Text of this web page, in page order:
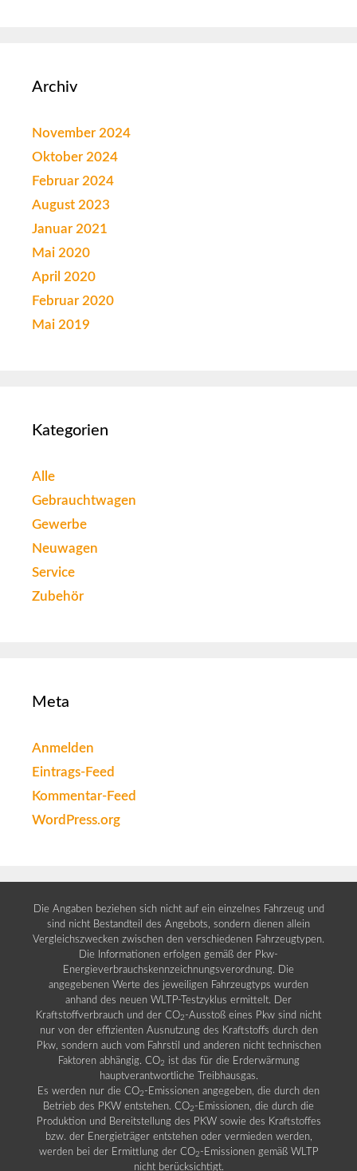
Archiv
November 2024
Oktober 2024
Februar 2024
August 2023
Januar 2021
Mai 2020
April 2020
Februar 2020
Mai 2019
Kategorien
Alle
Gebrauchtwagen
Gewerbe
Neuwagen
Service
Zubehör
Meta
Anmelden
Eintrags-Feed
Kommentar-Feed
WordPress.org
Die Angaben beziehen sich nicht auf ein einzelnes Fahrzeug und
sind nicht Bestandteil des Angebots, sondern dienen allein
Vergleichszwecken zwischen den verschiedenen Fahrzeugtypen.
Die Informationen erfolgen gemäß der Pkw-
Energieverbrauchskennzeichnungsverordnung. Die
angegebenen Werte des jeweiligen Fahrzeugtyps wurden
anhand des neuen WLTP-Testzyklus ermittelt. Der
Kraftstoffverbrauch und der CO2 -Ausstoß eines Pkw sind nicht
nur von der effizienten Ausnutzung des Kraftstoffs durch den
Pkw, sondern auch vom Fahrstil und anderen nicht technischen
Faktoren abhängig. CO2 ist das für die Erderwärmung
hauptverantwortliche Treibhausgas.
Es werden nur die CO2 -Emissionen angegeben, die durch den
Betrieb des PKW entstehen. CO2 -Emissionen, die durch die
Produktion und Bereitstellung des PKW sowie des Kraftstoffes
bzw. der Energieträger entstehen oder vermieden werden,
werden bei der Ermittlung der CO2 -Emissionen gemäß WLTP
nicht berücksichtigt.